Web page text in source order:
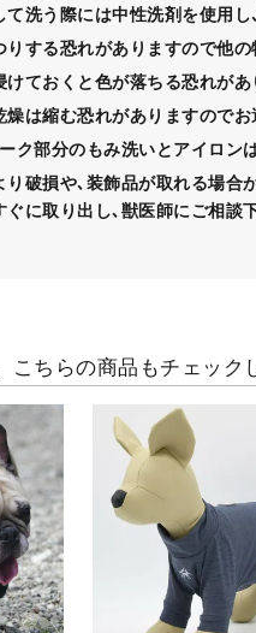
て洗う際には中性洗剤を使用
りする恐れがありますので他
けておくと色が落ちる恐れがあ
燥は縮む恐れがありますのでお
ク部分のもみ洗いとアイロン
り破損や､装飾品が取れる場合
ぐに取り出し､獣医師にご相談
こちらの商品もチェック